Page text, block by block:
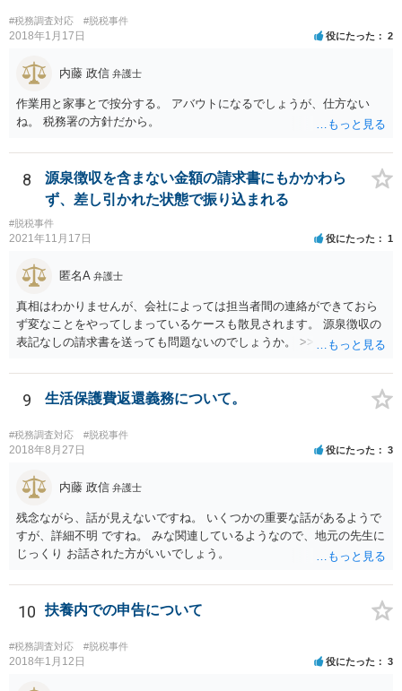
#税務調査対応 #脱税事件
2018年1月17日 役にたった 2
内藤 政信 弁護士
作業用と家事とで按分する。 アバウトになるでしょうが、仕方ない
ね。 税務署の方針だから。
8
源泉徴収を含まない金額の請求書にもかかわら
ず、差し引かれた状態で振り込まれる
#脱税事件
2021年11月17日 役にたった 1
匿名A 弁護士
真相はわかりませんが、会社によっては担当者間の連絡ができておら
ず変なことをやってしまっているケースも散見されます。 源泉徴収の
表記なしの請求書を送っても問題ないのでしょうか。 >>違法というこ
書の金額や記載と振込額がズレているのでややこしい瞬間は生じるよ
うに思いますが、間違えず記帳できるのであれば同じく問題はありま
にしっかりと確認してみても良いかもしれません。
9 生活保護費返還義務について。
#税務調査対応 #脱税事件
2018年8月27日 役にたった 3
内藤 政信 弁護士
残念ながら、話が見えないですね。 いくつかの重要な話があるようで
すが、詳細不明 ですね。 みな関連しているようなので、地元の先生に
じっくり お話された方がいいでしょう。
10 扶養内での申告について
#税務調査対応 #脱税事件
2018年1月12日 役にたった 3